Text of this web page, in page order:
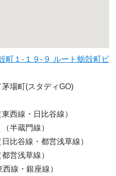
町１-１９-９ ルート蛎殻町ビ
茅場町(スタディGO)
西線・日比谷線）
半蔵門線）
比谷線・都営浅草線）
営浅草線）
線・銀座線）